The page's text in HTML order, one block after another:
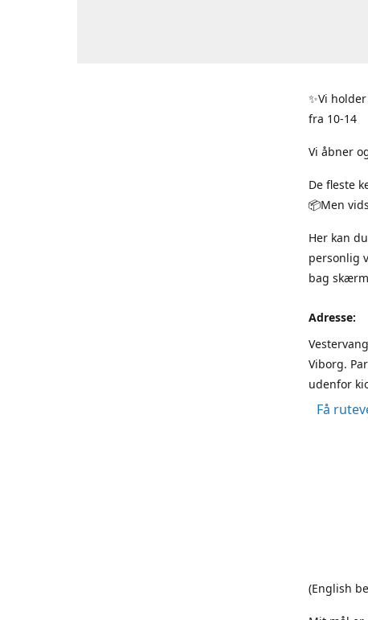
✨Vi
fra 10-14
Vi åbner
De fleste
📦Men
Her kan
personlig
bag
Adresse:
Viborg.
udenfor
Få
(English